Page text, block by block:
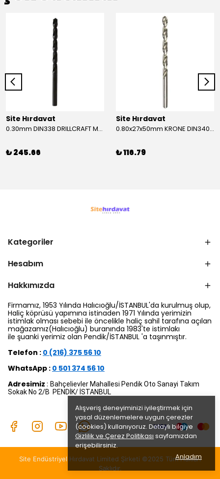
Alışveriş deneyiminizi iyileştirmek için
yasal düzenlemelere uygun çerezler
(cookies) kullanıyoruz. Detaylı bilgiye
Gizlilik ve Çerez Politikası sayfamızdan
erişebilirsiniz.
Anladım
Site Hırdavat
0.30mm DIN338 DRILLCRAFT MATKAP UCU HSS 10 Adet
₺ 245.66
Site Hırdavat
0.80x27x50mm KRONE DIN340 UZUN MATKAP UCU HSS 10 Adet
₺ 116.79
Kategoriler
Hesabım
Hakkımızda
Firmamız, 1953 Yılında Halıcıoğlu/İSTANBUL'da kurulmuş olup,
Haliç köprüsü yapımına istinaden 1971 Yılında yerimizin
istimlak olması sebebi ile öncelikle haliç sahil tarafına açılan
mağazamız(Halıcıoğlu) buranında 1983'te istimlakı
ile şuanki yerimiz olan Pendik/İSTANBUL 'a taşınmıştır.
Telefon : 0 (216) 375 56 10
WhatsApp : 0 501 374 56 10
Adresimiz : Bahçelievler Mahallesi Pendik Oto Sanayi Takım
Sokak No 2/B PENDİK/ İSTANBUL
Site Endüstriyel Hırdavat Limited Şirketi ©2025 Tüm Hakları
Saklıdır.